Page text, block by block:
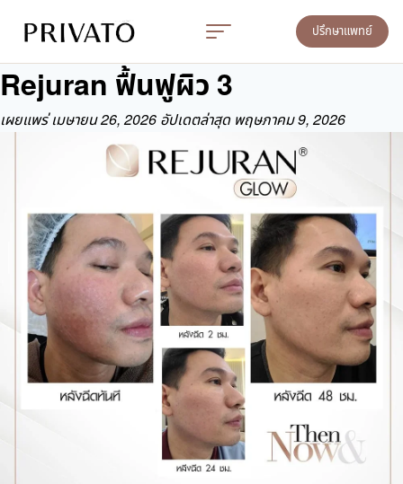
ปรึกษาแพทย์
Rejuran ฟื้นฟูผิว 3
เผยแพร่เมษายน 26, 2026 อัปเดตล่าสุด พฤษภาคม 9, 2026